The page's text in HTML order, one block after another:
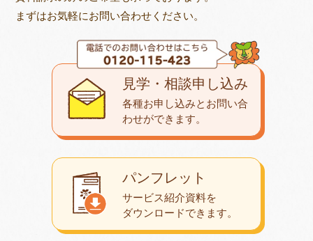
まずはお気軽にお問い合わせください。
パンフレット
サービス紹介資料を
ダウンロードできます。
見学・相談申し込み
各種お申し込みとお問い合
わせができます。